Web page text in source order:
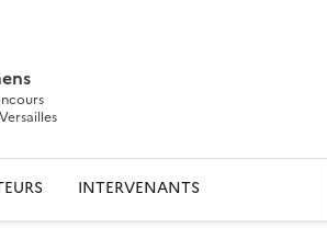
INTERVENANTS